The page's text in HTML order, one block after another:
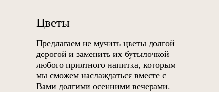
Цветы
Предлагаем не мучить цветы долгой
дорогой и заменить их бутылочкой
любого приятного напитка, которым
мы сможем наслаждаться вместе с
Вами долгими осенними вечерами.